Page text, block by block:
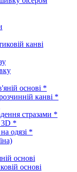
канві
основі *
канві *
стразами *
3D *
одязі *
основі
основі